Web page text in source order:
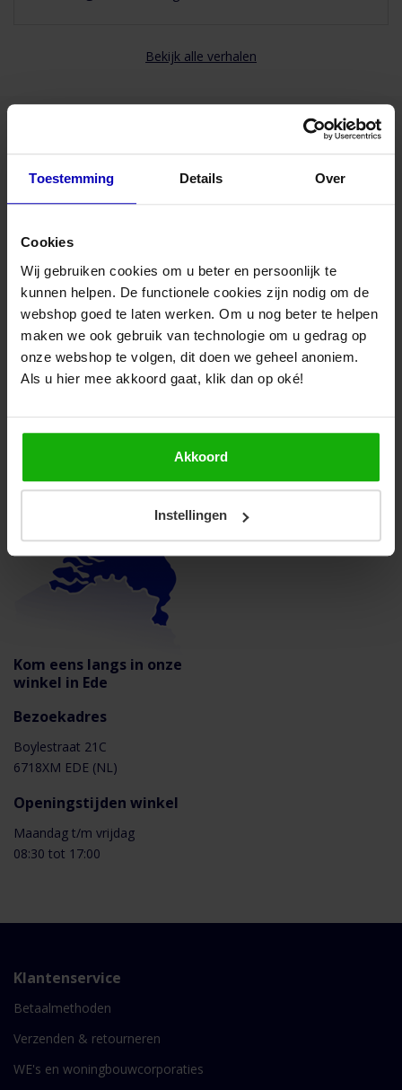
Toestemming Details Over
Cookies
Wij gebruiken cookies om u beter en persoonlijk te
kunnen helpen. De functionele cookies zijn nodig om de
webshop goed te laten werken. Om u nog beter te helpen
maken we ook gebruik van technologie om u gedrag op
onze webshop te volgen, dit doen we geheel anoniem.
Als u hier mee akkoord gaat, klik dan op oké!
Akkoord
Instellingen
Bekijk alle verhalen
Bel naar 085-8221636
Mail met ons
Bezoek onze winkel
Kom eens langs in onze
winkel in Ede
Bezoekadres
Boylestraat 21C
6718XM EDE (NL)
Openingstijden winkel
Maandag t/m vrijdag
08:30 tot 17:00
Klantenservice
Betaalmethoden
Verzenden & retourneren
WE's en woningbouwcorporaties